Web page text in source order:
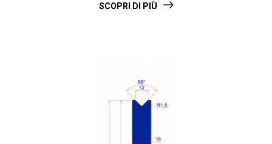
SCOPRI DI PIÙ